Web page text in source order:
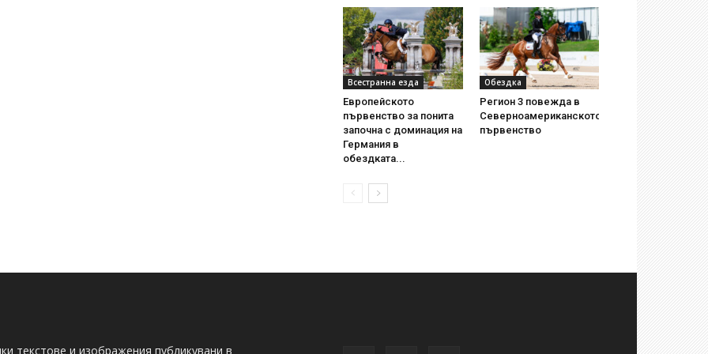
Всестранна езда
Европейското
първенство за понита
започна с доминация на
Германия в
обездката...
Обездка
Регион 3 повежда в
Северноамериканското
първенство
текстове и изображения публикувани в